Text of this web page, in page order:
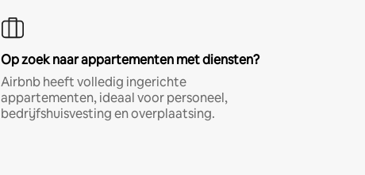
Op zoek naar appartementen met diensten?
Airbnb heeft volledig ingerichte
appartementen, ideaal voor personeel,
bedrijfshuisvesting en overplaatsing.